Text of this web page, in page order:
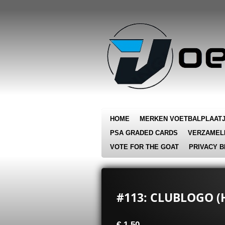
HOME MERKEN
PSA GRADED CARDS
VOTE FOR THE GOAT
PRIVACY
#113: CLUBLOGO